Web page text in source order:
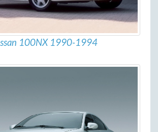
100NX 1990-1994